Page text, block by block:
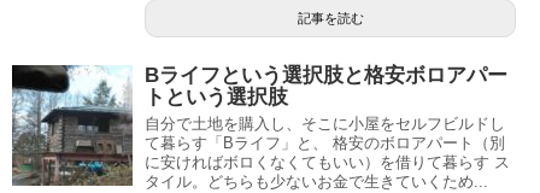
記事を読む
Bライフという選択肢と格安ボロアパー
トという選択肢
自分で土地を購入し、そこに小屋をセルフビルドし
て暮らす「Bライフ」と、 格安のボロアパート（別
に安ければボロくなくてもいい）を借りて暮らす ス
タイル。どちらも少ないお金で生きていくため...